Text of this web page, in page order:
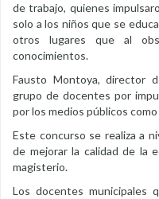
de trabajo, quienes
solo a los niños que se
otros lugares que al
conocimientos.
Fausto Montoya, director
grupo de docentes por
por los medios públicos
Este concurso se realiza a
de mejorar la calidad de la
magisterio.
Los docentes municipales